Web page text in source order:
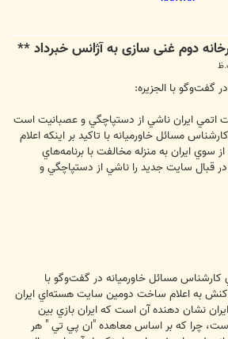
گفت‌وگو با الجزيره:
اتمي ايران ناشي از دستپاچگي و عصبانيت است
مسائل خاورميانه با تاكيد بر اينكه اعلام
ايران به منزله مخالفت با برنامه‌هاي
قبال سايت جديد را ناشي از دستپاچگي و
مسائل خاورميانه در گفت‌وگو با
به اعلام ساخت دومين سايت هسته‌اي ايران
نشان دهنده آن است كه ايران بازي بين
است، چرا كه بر اساس معاهده "ان پي تي " هر